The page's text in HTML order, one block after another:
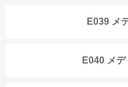
E039 メ
E040 メ